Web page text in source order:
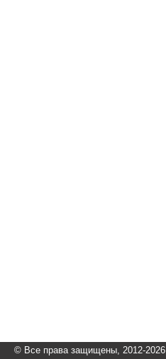
© Все права защищены, 2012-2026